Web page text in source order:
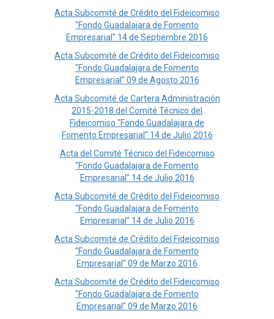
Acta Subcomité de Crédito del Fideicomiso
"Fondo Guadalajara de Fomento
Empresarial" 14 de Septiembre 2016
Acta Subcomité de Crédito del Fideicomiso
"Fondo Guadalajara de Fomento
Empresarial" 09 de Agosto 2016
Acta Subcomité de Cartera Administración
2015-2018 del Comité Técnico del
Fideicomiso "Fondo Guadalajara de
Fomento Empresarial" 14 de Julio 2016
Acta del Comité Técnico del Fideicomiso
"Fondo Guadalajara de Fomento
Empresarial" 14 de Julio 2016
Acta Subcomité de Crédito del Fideicomiso
"Fondo Guadalajara de Fomento
Empresarial" 14 de Julio 2016
Acta Subcomité de Crédito del Fideicomiso
"Fondo Guadalajara de Fomento
Empresarial" 09 de Marzo 2016
Acta Subcomité de Crédito del Fideicomiso
"Fondo Guadalajara de Fomento
Empresarial" 09 de Marzo 2016